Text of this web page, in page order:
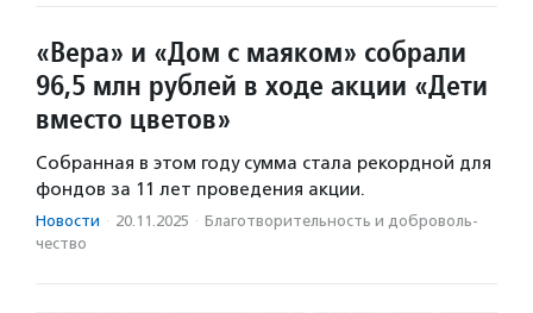
«Вера» и «Дом с маяком» собрали
96,5 млн рублей в ходе акции «Дети
вместо цветов»
Собранная в этом году сумма стала рекордной для
фондов за 11 лет проведения акции.
Новости · 20.11.2025 · Благотвори­тель­ность и доброволь­
чест­во